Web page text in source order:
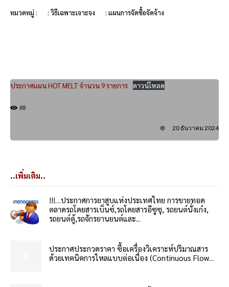
หมวดหมู่ : : วิธีเฉพาะเจาะจง : แผนการจัดซื้อจัดจ้าง
ประกาศแผน HOT MELT จำนวน 9 รายการ ดาวน์โหลด
88
20 ธันวาคม 2024
..เพิ่มเติม..
!!!…ประกาศการยาสูบแห่งประเทศไทย การขายทอด
ตลาดรถโดยสารเบ็นซ์,รถโดยสารอีซูซุ, รถยนต์นั่งเก๋ง,
รถยนต์ตู้,รถจักรยานยนต์และ...
ประกาศประกวดราคา ซื้อเครื่องวิเคราะห์ปริมาณสาร
ด้วยเทคนิคการไหลแบบต่อเนื่อง (Continuous Flow...